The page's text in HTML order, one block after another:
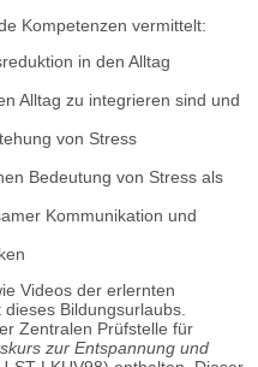
Kompetenzen vermittelt:
in den Alltag
Alltag zu integrieren sind und
von Stress
Bedeutung von Stress als
Kommunikation und
Videos der erlernten
Bildungsurlaubs.
Zentralen Prüfstelle für
zur Entspannung und